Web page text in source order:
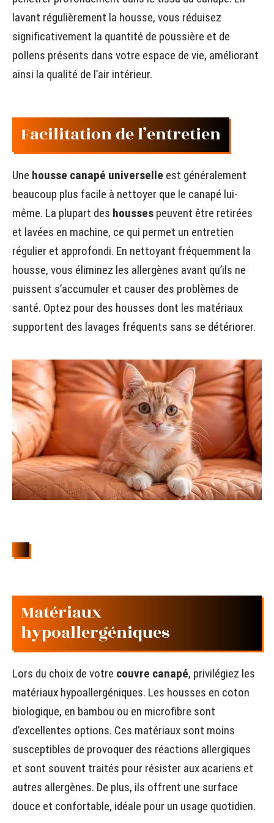
lavant régulièrement la housse, vous réduisez
significativement la quantité de poussière et de
pollens présents dans votre espace de vie, améliorant
ainsi la qualité de l’air intérieur.
Facilitation de l’entretien
Une housse canapé universelle est généralement
beaucoup plus facile à nettoyer que le canapé lui-
même. La plupart des housses peuvent être retirées
et lavées en machine, ce qui permet un entretien
régulier et approfondi. En nettoyant fréquemment la
housse, vous éliminez les allergènes avant qu’ils ne
puissent s’accumuler et causer des problèmes de
santé. Optez pour des housses dont les matériaux
supportent des lavages fréquents sans se détériorer.
Matériaux
hypoallergéniques
Lors du choix de votre couvre canapé, privilégiez les
matériaux hypoallergéniques. Les housses en coton
biologique, en bambou ou en microfibre sont
d’excellentes options. Ces matériaux sont moins
susceptibles de provoquer des réactions allergiques
et sont souvent traités pour résister aux acariens et
autres allergènes. De plus, ils offrent une surface
douce et confortable, idéale pour un usage quotidien.